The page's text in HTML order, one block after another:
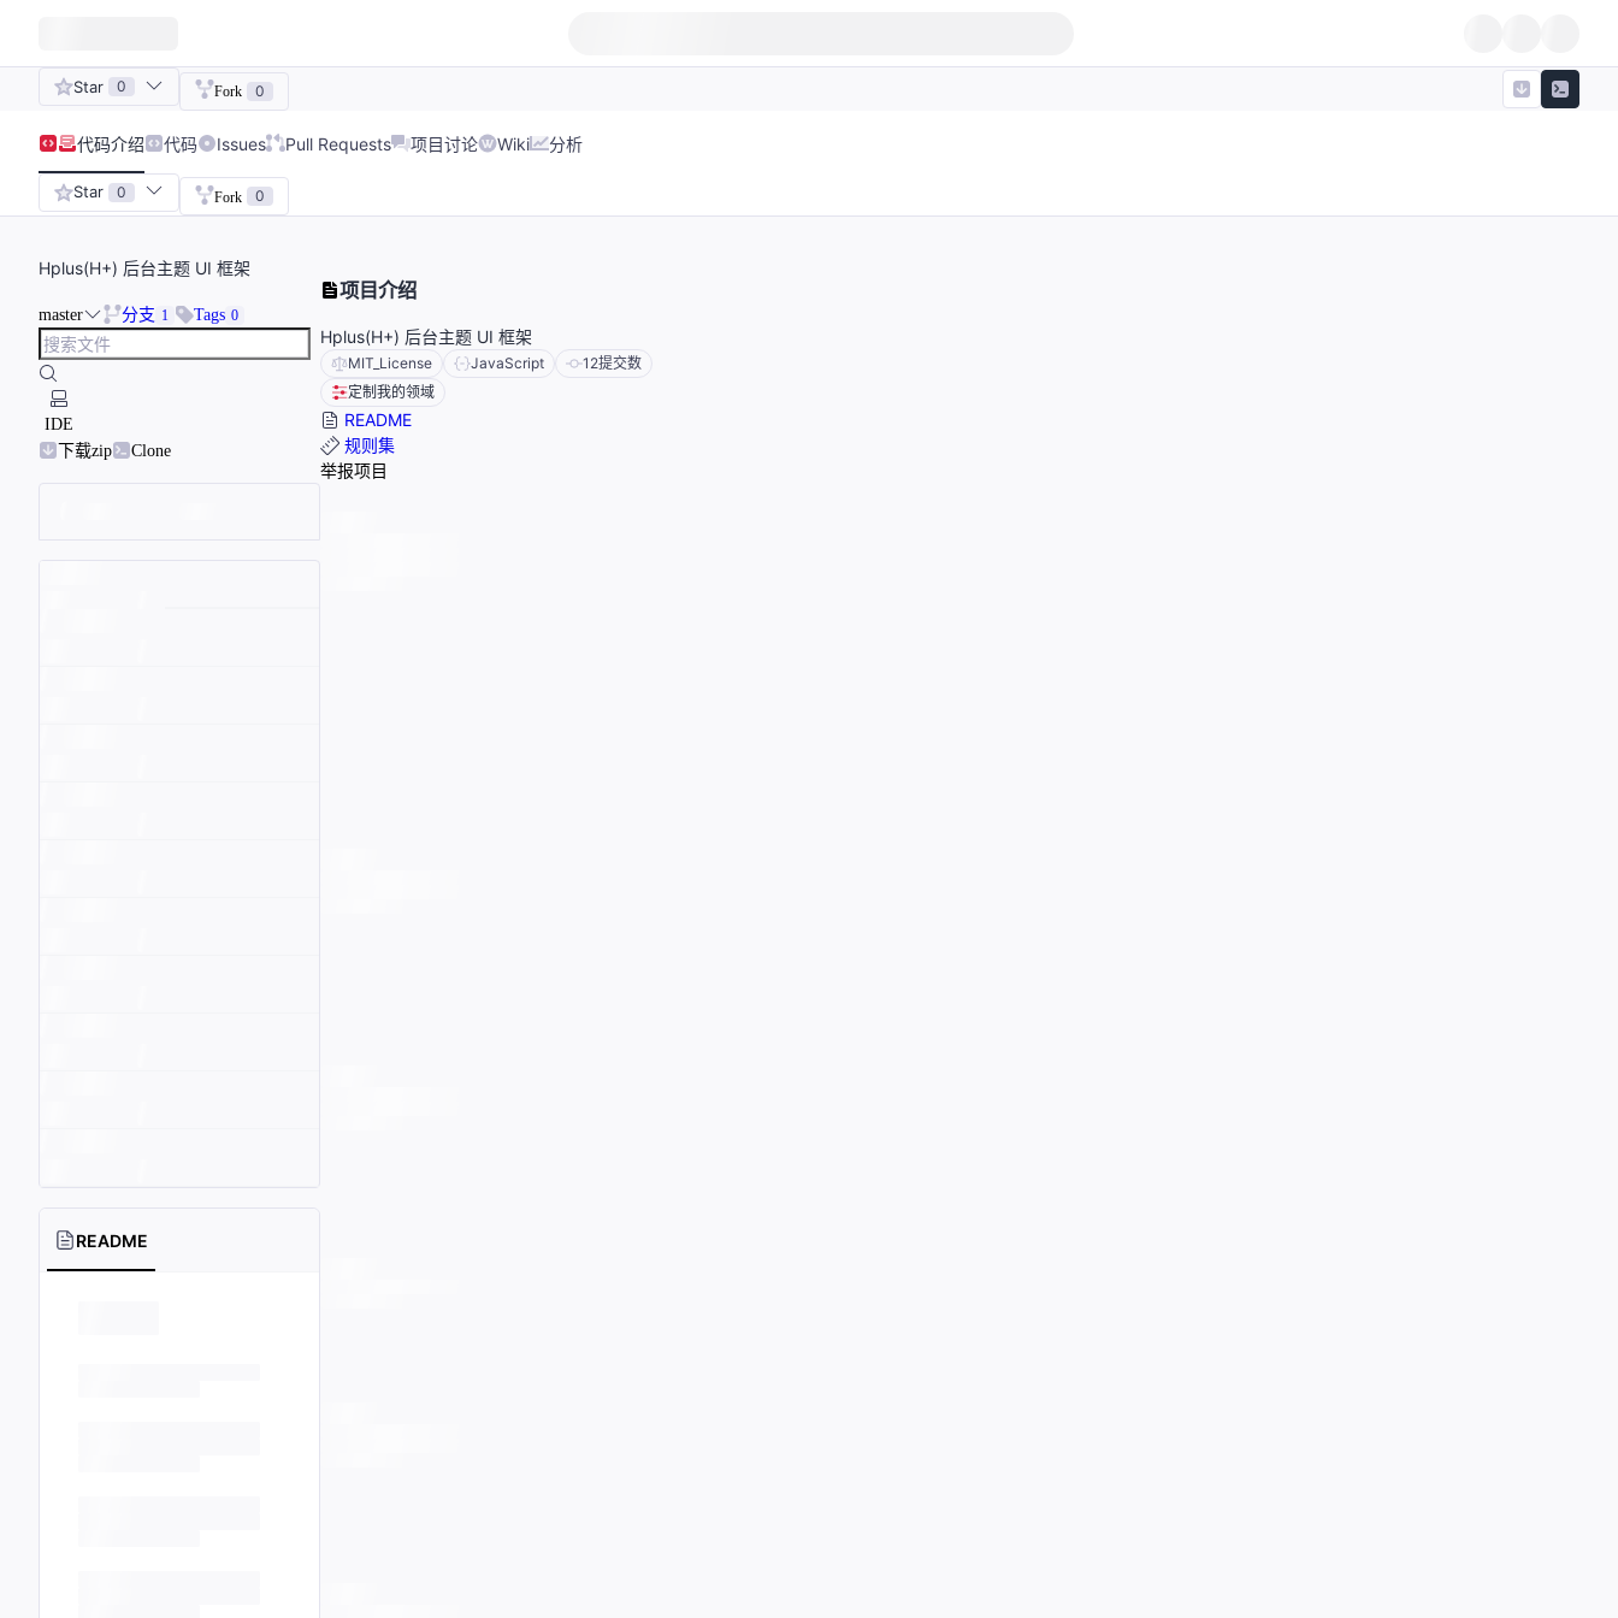
Star 0 Fork 0
代码介绍 代码 Issues Pull Requests 项目讨论 Wiki 分析
Star 0 Fork 0
Hplus(H+) 后台主题 UI 框架
master 分支 1 Tags 0
IDE
下载zip
Clone
README
项目介绍
Hplus(H+) 后台主题 UI 框架
MIT_License JavaScript 12提交数
定制我的领域
README
规则集
举报项目